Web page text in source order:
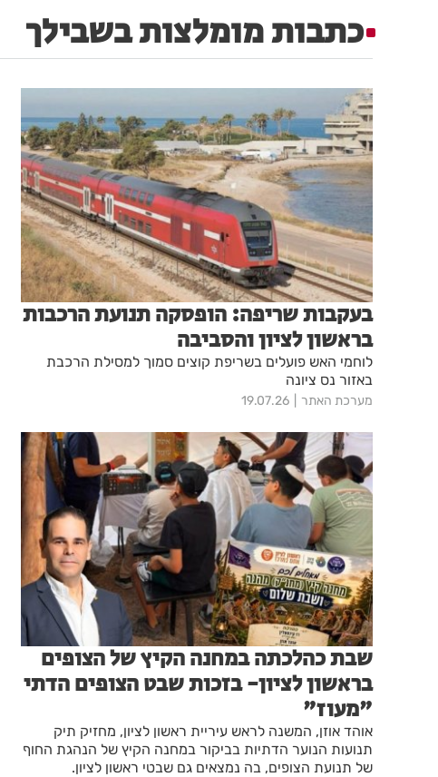
כתבות מומלצות בשבילך
בעקבות שריפה: הופסקה תנועת הרכבות
בראשון לציון והסביבה
לוחמי האש פועלים בשריפת קוצים סמוך למסילת הרכבת
באזור נס ציונה
מערכת האתר 19.07.26
שבת כהלכתה במחנה הקיץ של הצופים
בראשון לציון- בזכות שבט הצופים הדתי
"מעוז"
אוהד אוזן, המשנה לראש עיריית ראשון לציון, מחזיק תיק
תנועות הנוער הדתיות בביקור במחנה הקיץ של הנהגת החוף
של תנועת הצופים, בה נמצאים גם שבטי ראשון לציון.